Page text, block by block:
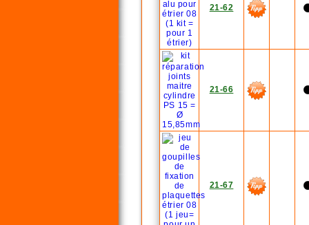
21-62
21-66
21-67